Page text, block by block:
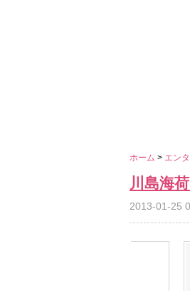
ホーム > エン
川島海
2013-01-25